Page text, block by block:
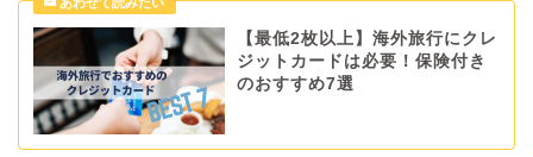
【最低2枚以上】海外旅行にクレ
ジットカードは必要！保険付き
のおすすめ7選